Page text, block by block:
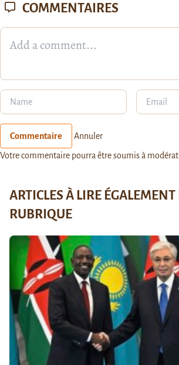
COMMENTAIRES
Commentaire Annuler
Votre commentaire pourra être soumis à
ARTICLES À LIRE
RUBRIQUE